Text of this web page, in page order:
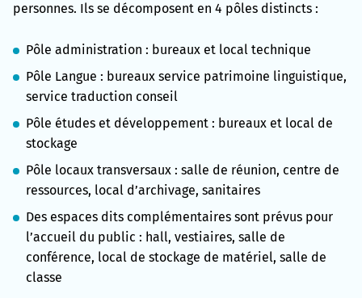
personnes. Ils se décomposent en 4 pôles distincts :
Pôle administration : bureaux et local technique
Pôle Langue : bureaux service patrimoine linguistique,
service traduction conseil
Pôle études et développement : bureaux et local de
stockage
Pôle locaux transversaux : salle de réunion, centre de
ressources, local d’archivage, sanitaires
Des espaces dits complémentaires sont prévus pour
l’accueil du public : hall, vestiaires, salle de
conférence, local de stockage de matériel, salle de
classe